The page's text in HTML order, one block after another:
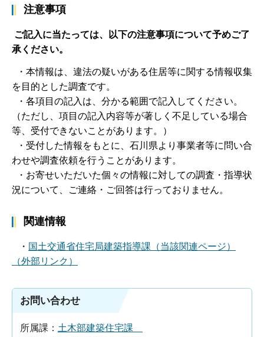
注意事項
ご記入に当たっては、以下の注意事項について予めご了
承ください。
・本情報は、違法の疑いがある住居等に関する情報収集
を目的とした調査です。
・各項目の記入は、分かる範囲で記入してください。
（ただし、項目の記入内容等が著しく不足している場合
等、受付できないことがあります。）
・受付した情報をもとに、石川県より事業者等に問い合
わせや調査依頼を行うことがあります。
・お寄せいただいた個々の情報に対しての調査・指導状
況について、ご連絡・ご回答は行っておりません。
関連情報
・ 国土交通省住宅局建築指導課（当該関連ページ）
（外部リンク）
お問い合わせ
所属課： 土木部建築住宅課